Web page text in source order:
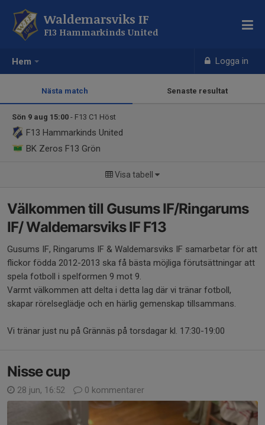
Hem Logga in
Waldemarsviks IF
F13 Hammarkinds United
Nästa match Senaste resultat
Sön 9 aug 15:00 - F13 C1 Höst
F13 Hammarkinds United
BK Zeros F13 Grön
Visa tabell
Välkommen till Gusums IF/Ringarums
IF/ Waldemarsviks IF F13
Gusums IF, Ringarums IF & Waldemarsviks IF samarbetar för att
flickor födda 2012-2013 ska få bästa möjliga förutsättningar att
spela fotboll i spelformen 9 mot 9.
Varmt välkommen att delta i detta lag där vi tränar fotboll,
skapar rörelseglädje och en härlig gemenskap tillsammans.
Vi tränar just nu på Grännäs på torsdagar kl. 17:30-19:00
Nisse cup
28 jun, 16:52 0 kommentarer